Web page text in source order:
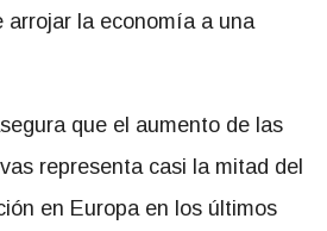
arrojar la economía a una
que el aumento de las
representa casi la mitad del
en Europa en los últimos